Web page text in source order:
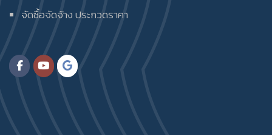
จัดซื้อจัดจ้าง ประกวดราคา